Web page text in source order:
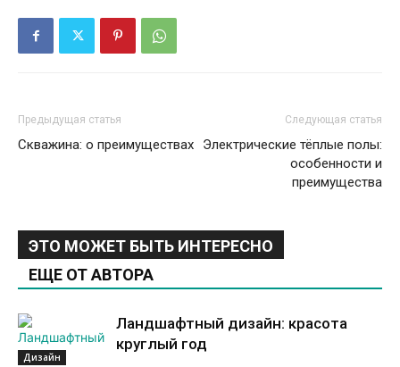
Предыдущая статья
Скважина: о преимуществах
Следующая статья
Электрические тёплые полы:
особенности и
преимущества
ЭТО МОЖЕТ БЫТЬ ИНТЕРЕСНО
ЕЩЕ ОТ АВТОРА
Дизайн
Ландшафтный дизайн: красота
круглый год